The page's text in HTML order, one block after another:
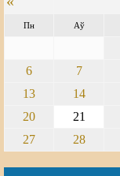
Пн Аў
6
7
13
14
20
21
27
28
Свабода сумленьня
Сьмяротнае
Экалёгія